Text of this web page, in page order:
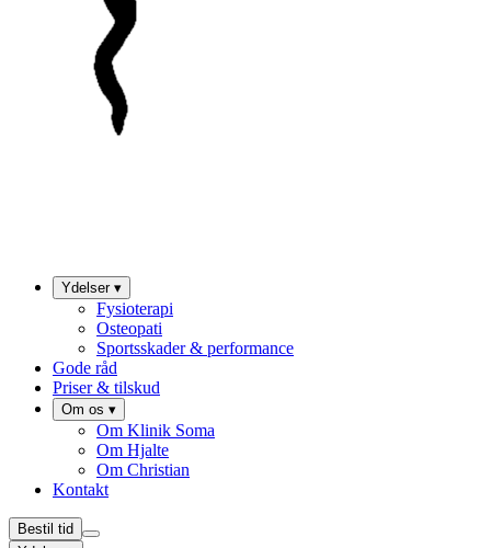
Ydelser ▾
Fysioterapi
Osteopati
Sportsskader & performance
Gode råd
Priser & tilskud
Om os ▾
Om Klinik Soma
Om Hjalte
Om Christian
Kontakt
Bestil tid